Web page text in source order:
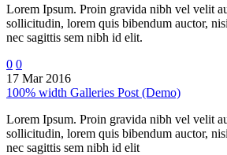
Lorem Ipsum. Proin gravida nibh vel velit
sollicitudin, lorem quis bibendum auctor,
nec sagittis sem nibh id elit.
0 0
17 Mar 2016
100% width Galleries Post (Demo)
Lorem Ipsum. Proin gravida nibh vel velit
sollicitudin, lorem quis bibendum auctor,
nec sagittis sem nibh id elit